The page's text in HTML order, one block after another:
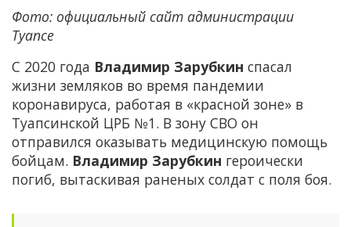
Фото: официальный сайт администрации
Туапсе
С 2020 года Владимир Зарубкин спасал
жизни земляков во время пандемии
коронавируса, работая в «красной зоне» в
Туапсинской ЦРБ №1. В зону СВО он
отправился оказывать медицинскую помощь
бойцам. Владимир Зарубкин героически
погиб, вытаскивая раненых солдат с поля боя.